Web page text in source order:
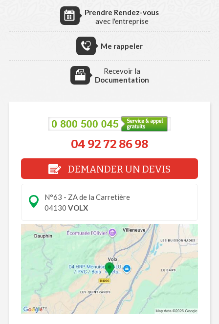
Prendre Rendez-vous
avec l'entreprise
Me rappeler
Recevoir la
Documentation
04 92 72 86 98
DEMANDER UN DEVIS
N°63 - ZA de la Carretière
04130 VOLX